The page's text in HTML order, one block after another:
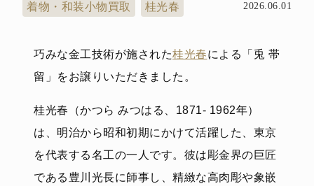
着物・和装小物買取 桂光春 2026.06.01
巧みな金工技術が施された桂光春による「兎 帯
留」をお譲りいただきました。
桂光春（かつら みつはる、1871- 1962年）
は、明治から昭和初期にかけて活躍した、東京
を代表する名工の一人です。彼は彫金界の巨匠
である豊川光長に師事し、精緻な高肉彫や象嵌